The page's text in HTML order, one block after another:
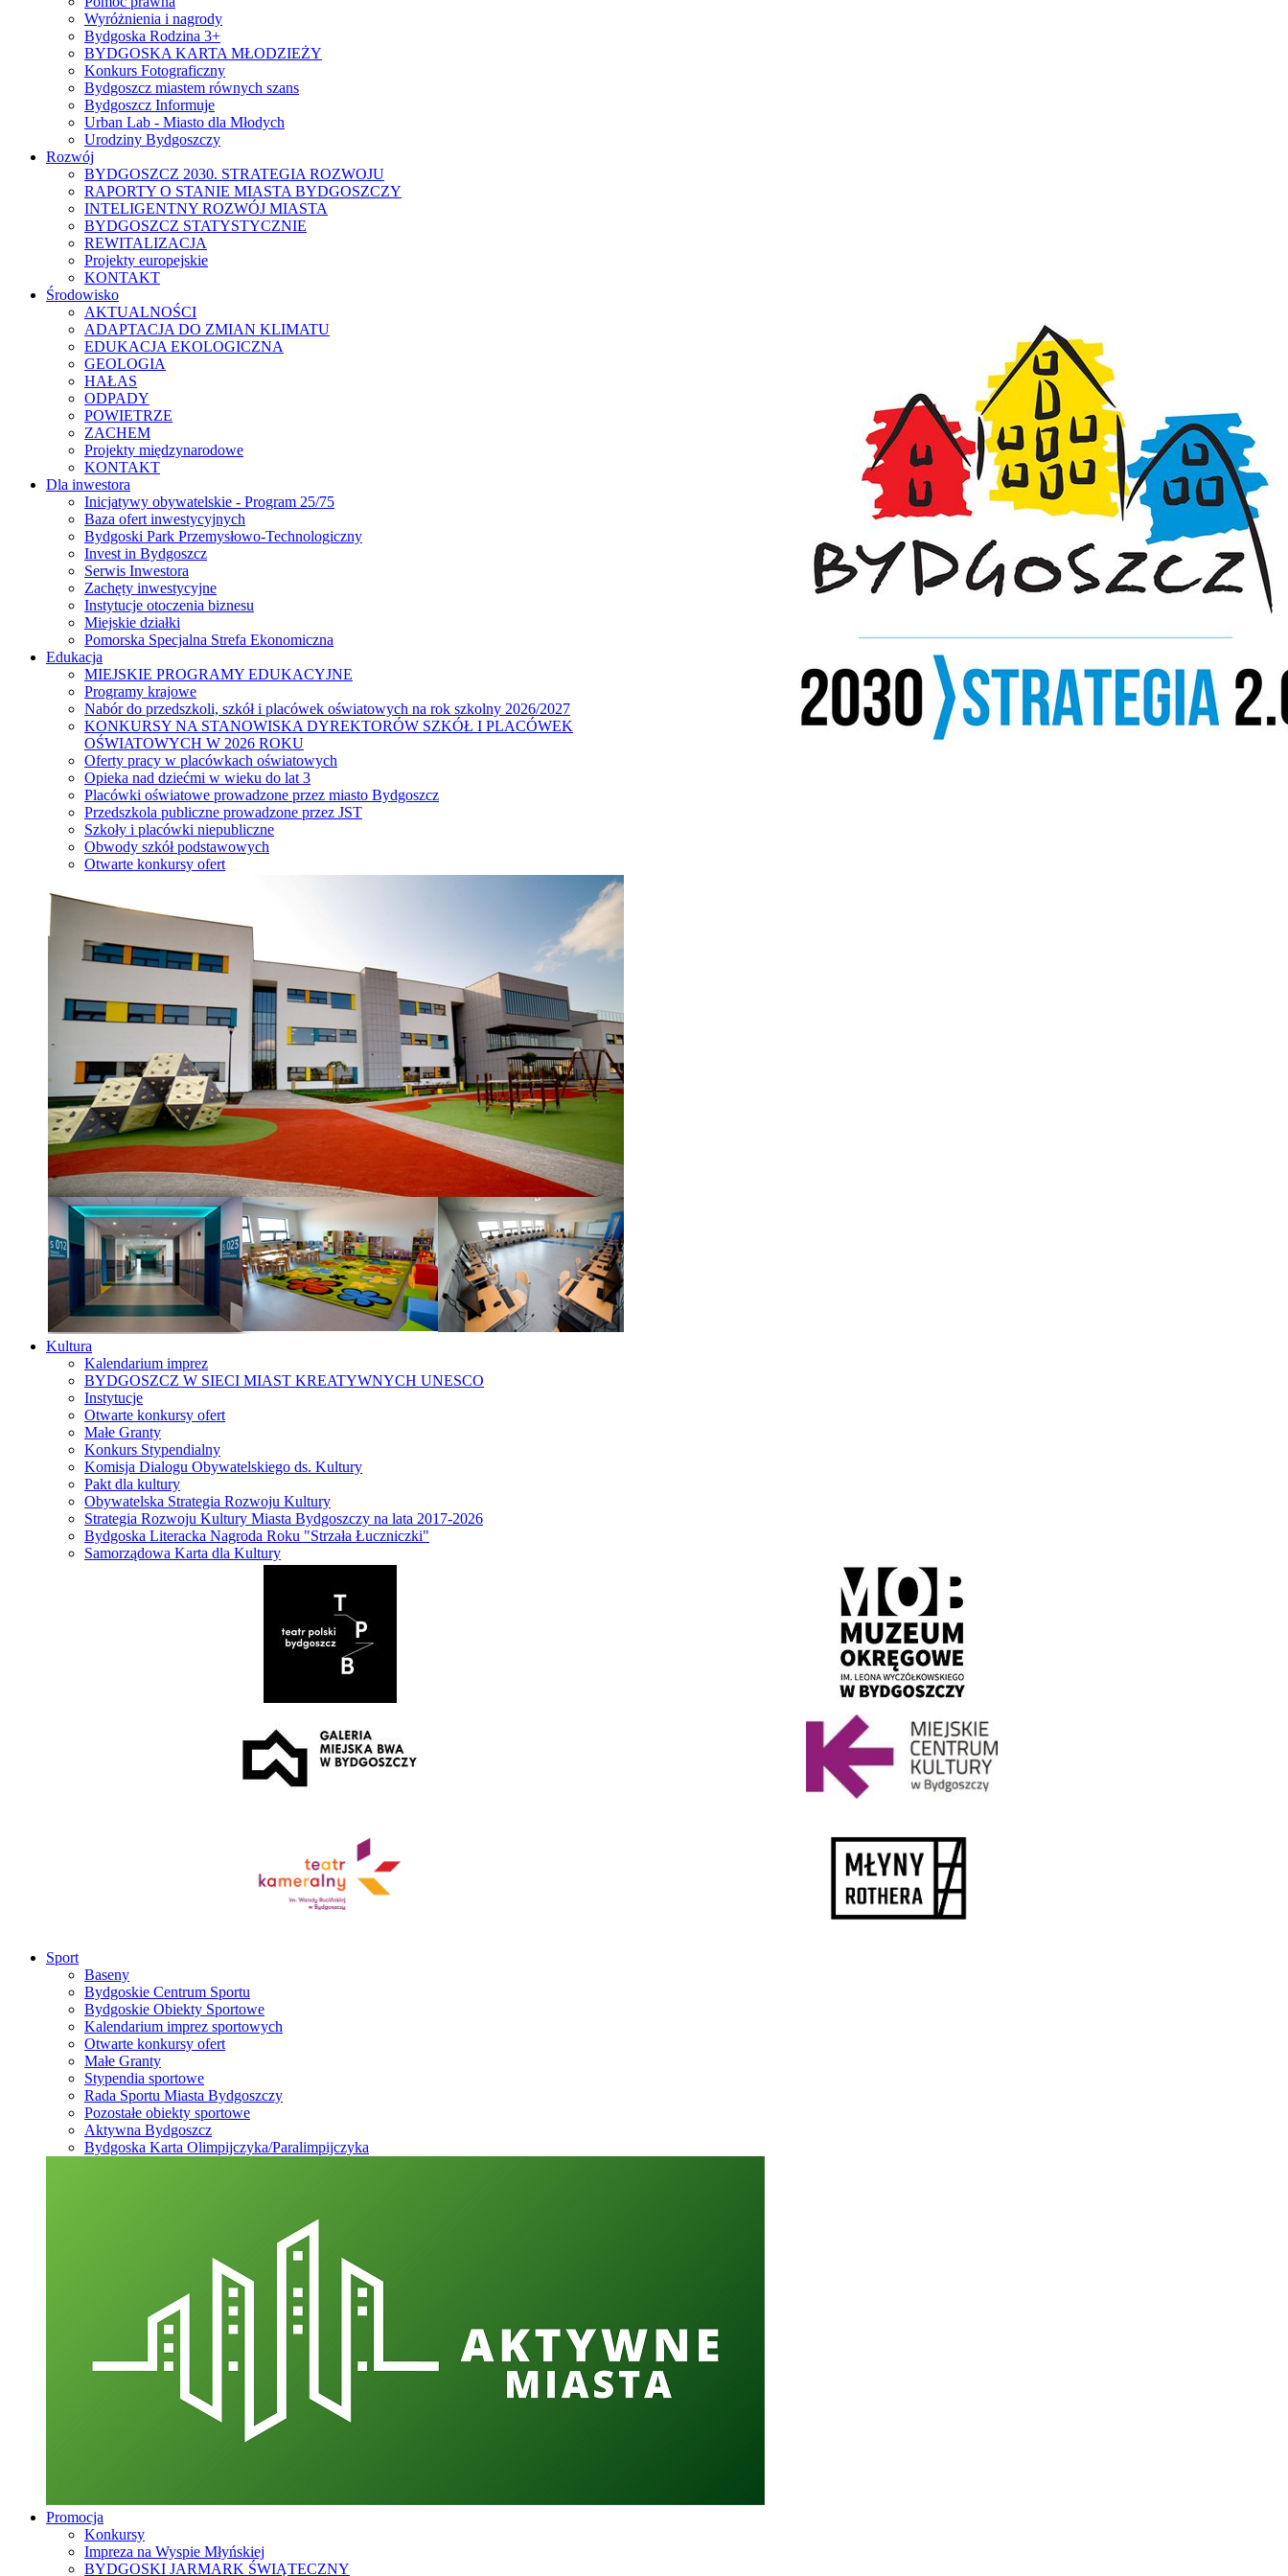
Wyróżnienia i nagrody
Bydgoska Rodzina 3+
BYDGOSKA KARTA MŁODZIEŻY
Konkurs Fotograficzny
Bydgoszcz miastem równych szans
Bydgoszcz Informuje
Urban Lab - Miasto dla Młodych
Urodziny Bydgoszczy
Rozwój
BYDGOSZCZ 2030. STRATEGIA ROZWOJU
RAPORTY O STANIE MIASTA BYDGOSZCZY
INTELIGENTNY ROZWÓJ MIASTA
BYDGOSZCZ STATYSTYCZNIE
REWITALIZACJA
Projekty europejskie
KONTAKT
Środowisko
AKTUALNOŚCI
ADAPTACJA DO ZMIAN KLIMATU
EDUKACJA EKOLOGICZNA
GEOLOGIA
HAŁAS
ODPADY
POWIETRZE
ZACHEM
Projekty międzynarodowe
KONTAKT
Dla inwestora
Inicjatywy obywatelskie - Program 25/75
Baza ofert inwestycyjnych
Bydgoski Park Przemysłowo-Technologiczny
Invest in Bydgoszcz
Serwis Inwestora
Zachęty inwestycyjne
Instytucje otoczenia biznesu
Miejskie działki
Pomorska Specjalna Strefa Ekonomiczna
Edukacja
MIEJSKIE PROGRAMY EDUKACYJNE
Programy krajowe
Nabór do przedszkoli, szkół i placówek oświatowych na rok szkolny 2026/2027
KONKURSY NA STANOWISKA DYREKTORÓW SZKÓŁ I PLACÓWEK
OŚWIATOWYCH W 2026 ROKU
Oferty pracy w placówkach oświatowych
Opieka nad dziećmi w wieku do lat 3
Placówki oświatowe prowadzone przez miasto Bydgoszcz
Przedszkola publiczne prowadzone przez JST
Szkoły i placówki niepubliczne
Obwody szkół podstawowych
Otwarte konkursy ofert
Kultura
Kalendarium imprez
BYDGOSZCZ W SIECI MIAST KREATYWNYCH UNESCO
Instytucje
Otwarte konkursy ofert
Małe Granty
Konkurs Stypendialny
Komisja Dialogu Obywatelskiego ds. Kultury
Pakt dla kultury
Obywatelska Strategia Rozwoju Kultury
Strategia Rozwoju Kultury Miasta Bydgoszczy na lata 2017-2026
Bydgoska Literacka Nagroda Roku "Strzała Łuczniczki"
Samorządowa Karta dla Kultury
Sport
Baseny
Bydgoskie Centrum Sportu
Bydgoskie Obiekty Sportowe
Kalendarium imprez sportowych
Otwarte konkursy ofert
Małe Granty
Stypendia sportowe
Rada Sportu Miasta Bydgoszczy
Pozostałe obiekty sportowe
Aktywna Bydgoszcz
Bydgoska Karta Olimpijczyka/Paralimpijczyka
Promocja
Konkursy
Impreza na Wyspie Młyńskiej
BYDGOSKI JARMARK ŚWIĄTECZNY